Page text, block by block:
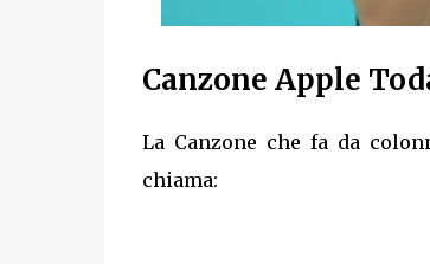
Canzone Apple
La Canzone che fa da
chiama: